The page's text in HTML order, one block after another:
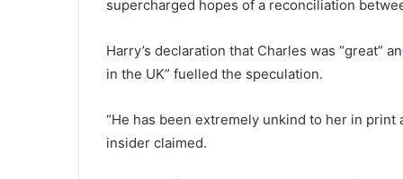
supercharged hopes of a reconciliation
Harry’s declaration that Charles was “great”
in the UK” fuelled the speculation.
“He has been extremely unkind to her in print
insider claimed.